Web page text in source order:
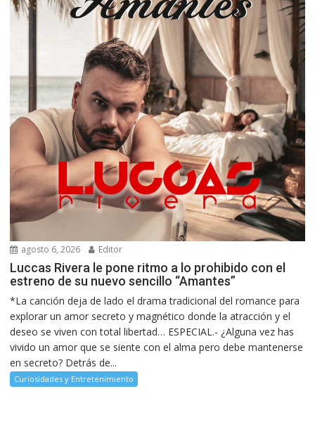
agosto 6, 2026 Editor
Luccas Rivera le pone ritmo a lo prohibido con el
estreno de su nuevo sencillo “Amantes”
*La canción deja de lado el drama tradicional del romance para
explorar un amor secreto y magnético donde la atracción y el
deseo se viven con total libertad… ESPECIAL.- ¿Alguna vez has
vivido un amor que se siente con el alma pero debe mantenerse
en secreto? Detrás de...
Curiosidades y Entretenimiento